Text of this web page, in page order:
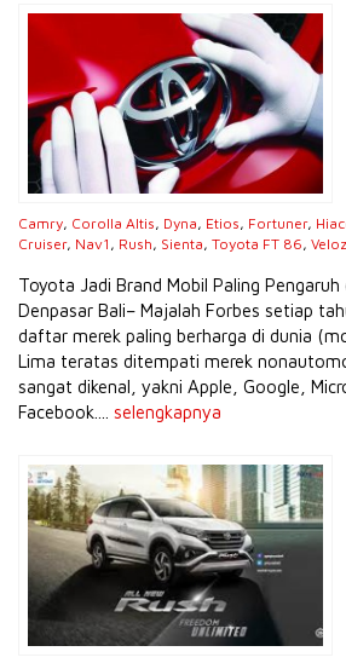
Camry, Corolla Altis, Dyna, Etios, Fortuner,
Cruiser, Nav1 , Rush, Sienta, Toyota FT 86, Veloz
Toyota Jadi Brand Mobil Paling Pengaruh
Denpasar Bali– Majalah Forbes setiap
daftar merek paling berharga di dunia
Lima teratas ditempati merek
sangat dikenal, yakni Apple, Google,
Facebook.... selengkapnya